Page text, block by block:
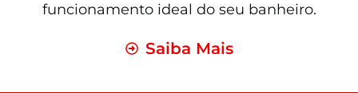
funcionamento ideal do seu banheiro.
Saiba Mais